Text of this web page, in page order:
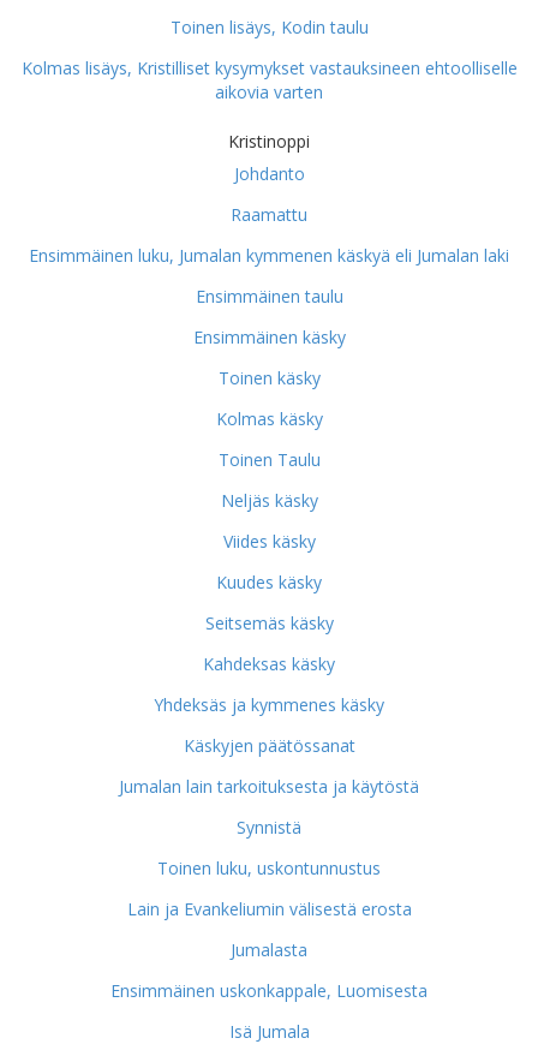
Toinen lisäys, Kodin taulu
Kolmas lisäys, Kristilliset kysymykset vastauksineen ehtoolliselle
aikovia varten
Kristinoppi
Johdanto
Raamattu
Ensimmäinen luku, Jumalan kymmenen käskyä eli Jumalan laki
Ensimmäinen taulu
Ensimmäinen käsky
Toinen käsky
Kolmas käsky
Toinen Taulu
Neljäs käsky
Viides käsky
Kuudes käsky
Seitsemäs käsky
Kahdeksas käsky
Yhdeksäs ja kymmenes käsky
Käskyjen päätössanat
Jumalan lain tarkoituksesta ja käytöstä
Synnistä
Toinen luku, uskontunnustus
Lain ja Evankeliumin välisestä erosta
Jumalasta
Ensimmäinen uskonkappale, Luomisesta
Isä Jumala